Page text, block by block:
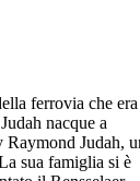
ferrovia che
nacque a
Judah,
sua famiglia si è